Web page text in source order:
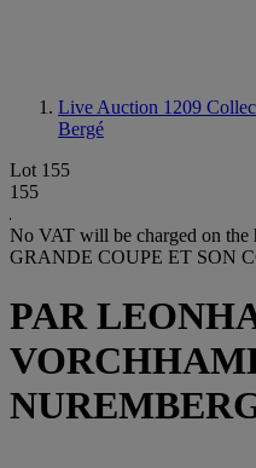
Live Auction 1209
Bergé
Lot 155
155
No VAT will be charged on
GRANDE COUPE ET SON
PAR